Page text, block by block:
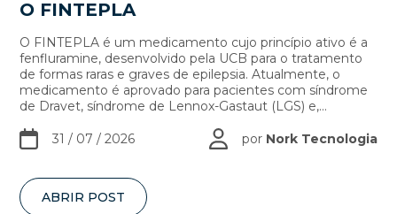
O FINTEPLA
O FINTEPLA é um medicamento cujo princípio ativo é a
fenfluramine, desenvolvido pela UCB para o tratamento
de formas raras e graves de epilepsia. Atualmente, o
medicamento é aprovado para pacientes com síndrome
de Dravet, síndrome de Lennox-Gastaut (LGS) e,...
31 / 07 / 2026 por Nork Tecnologia
ABRIR POST